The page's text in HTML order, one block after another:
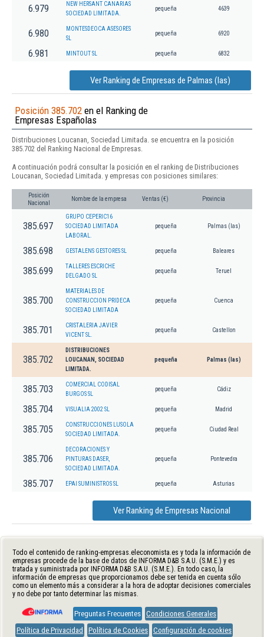
6.979
NEW HERSANT CANARIAS
SOCIEDAD LIMITADA.
pequeña 4639
6.980
MONTESDEOCA ASESORES
SL
pequeña 6920
6.981 MINTOUT SL pequeña 6832
Ver Ranking de Empresas de Palmas (las)
Posición 385.702 en el Ranking de
Empresas Españolas
Distribuciones Loucanan, Sociedad Limitada. se encuentra en la posición
385.702 del Ranking Nacional de Empresas.
A continuación podrá consultar la posición en el ranking de Distribuciones
Loucanan, Sociedad Limitada. y empresas con posiciones similares:
Posición
Nacional
Nombre de la empresa Ventas (€) Provincia
385.697
GRUPO CEPERIC16
SOCIEDAD LIMITADA
LABORAL.
pequeña Palmas (las)
385.698 GESTALENS GESTORES SL pequeña Baleares
385.699
TALLERES ESCRICHE
DELGADO SL
pequeña Teruel
385.700
MATERIALES DE
CONSTRUCCION PRIDECA
SOCIEDAD LIMITADA
pequeña Cuenca
385.701
CRISTALERIA JAVIER
VICENT SL.
pequeña Castellon
385.702
DISTRIBUCIONES
LOUCANAN, SOCIEDAD
LIMITADA.
pequeña Palmas (las)
385.703
COMERCIAL CODISAL
BURGOS SL
pequeña Cádiz
385.704 VISUALIA 2002 SL pequeña Madrid
385.705
CONSTRUCCIONES LUSOLA
SOCIEDAD LIMITADA.
pequeña Ciudad Real
385.706
DECORACIONES Y
PINTURAS DASER,
SOCIEDAD LIMITADA.
pequeña Pontevedra
385.707 EPAI SUMINISTROS SL pequeña Asturias
Ver Ranking de Empresas Nacional
Todo el contenido de ranking-empresas.eleconomista.es y toda la información de
empresas procede de la base de datos de INFORMA D&B S.A.U. (S.M.E.) y es
tratada y suministrada por INFORMA D&B S.A.U. (S.M.E.). En todo caso, la
información de empresas que proporcionamos debe ser tenida en cuenta sólo
como un elemento más a considerar a la hora de adoptar decisiones comerciales
y no debe por tanto determinar las mismas.
Preguntas Frecuentes Condiciones Generales
Política de Privacidad
Política de Cookies Configuración de cookies